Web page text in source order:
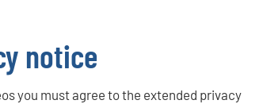
notice
you must agree to the extended privacy